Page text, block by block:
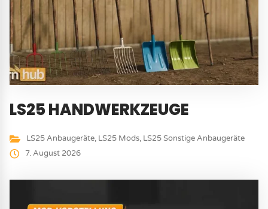
LS25 HANDWERKZEUGE
LS25 Anbaugeräte, LS25 Mods, LS25 Sonstige Anbaugeräte
7. August 2026